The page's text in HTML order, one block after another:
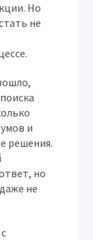
Но
не
и
решения.
но
не